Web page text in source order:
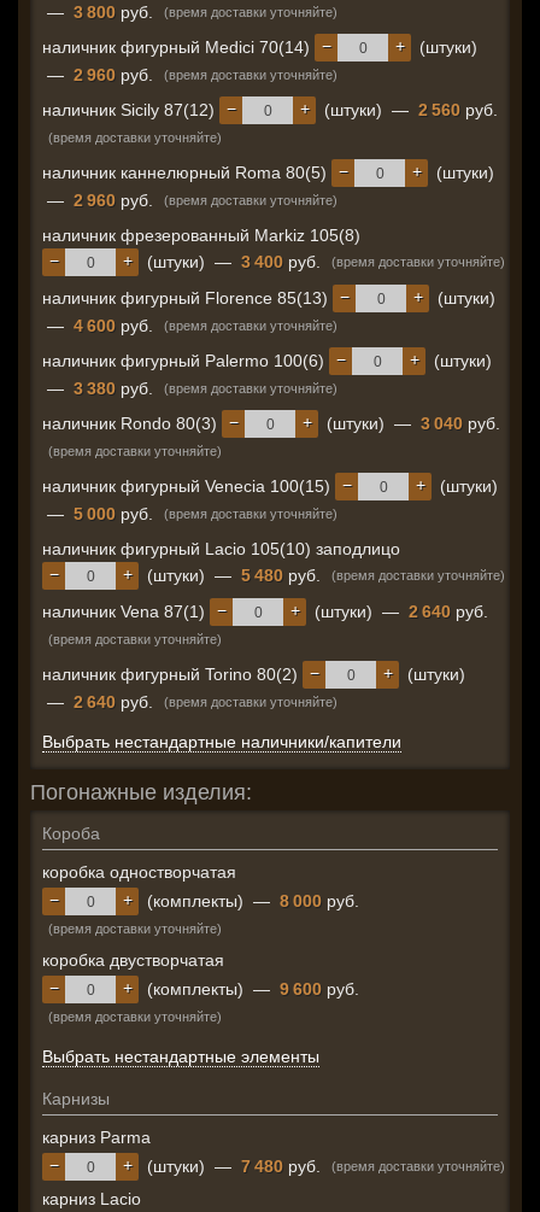
— 3 800 руб. (время доставки уточняйте)
наличник фигурный Medici 70(14) +
−
(штуки)
— 2 960 руб. (время доставки уточняйте)
наличник Sicily 87(12) +
− (штуки) — 2 560 руб.
(время доставки уточняйте)
наличник каннелюрный Roma 80(5) +
−
(штуки)
— 2 960 руб. (время доставки уточняйте)
наличник фрезерованный Markiz 105(8)
+
− (штуки) — 3 400 руб. (время доставки уточняйте)
наличник фигурный Florence 85(13) +
−
(штуки)
— 4 600 руб. (время доставки уточняйте)
наличник фигурный Palermo 100(6) +
−
(штуки)
— 3 380 руб. (время доставки уточняйте)
наличник Rondo 80(3) +
− (штуки) — 3 040 руб.
(время доставки уточняйте)
наличник фигурный Venecia 100(15) +
−
(штуки)
— 5 000 руб. (время доставки уточняйте)
наличник фигурный Lacio 105(10) заподлицо
+
− (штуки) — 5 480 руб. (время доставки уточняйте)
наличник Vena 87(1) +
− (штуки) — 2 640 руб.
(время доставки уточняйте)
наличник фигурный Torino 80(2) +
−
(штуки)
— 2 640 руб. (время доставки уточняйте)
Выбрать нестандартные наличники/капители
Погонажные изделия:
Короба
коробка одностворчатая
+
− (комплекты) — 8 000 руб.
(время доставки уточняйте)
коробка двустворчатая
+
− (комплекты) — 9 600 руб.
(время доставки уточняйте)
Выбрать нестандартные элементы
Карнизы
карниз Parma
+
− (штуки) — 7 480 руб. (время доставки уточняйте)
карниз Lacio